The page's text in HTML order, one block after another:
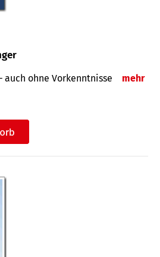
auch ohne Vorkenntnisse mehr